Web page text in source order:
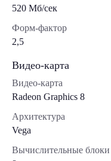
520 Мб/сек
Форм-фактор
2,5
Видео-карта
Видео-карта
Radeon Graphics 8
Архитектура
Vega
Вычислительные блоки